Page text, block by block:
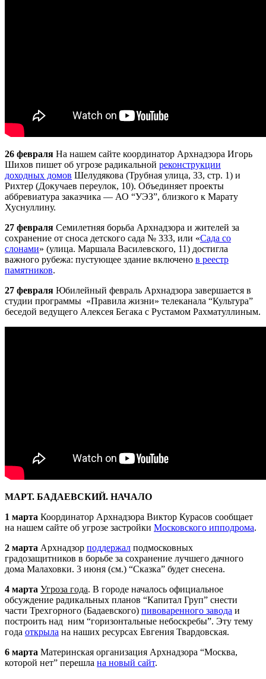
26 февраля На нашем сайте координатор Архнадзора Игорь
Шихов пишет об угрозе радикальной реконструкции
доходных домов Шелудякова (Трубная улица, 33, стр. 1) и
Рихтер (Докучаев переулок, 10). Объединяет проекты
аббревиатура заказчика — АО “УЭЗ”, близкого к Марату
Хуснуллину.
27 февраля Семилетняя борьба Архнадзора и жителей за
сохранение от сноса детского сада № 333, или «Сада со
слонами» (улица. Маршала Василевского, 11) достигла
важного рубежа: пустующее здание включено в реестр
памятников.
27 февраля Юбилейный февраль Архнадзора завершается в
студии программы «Правила жизни» телеканала “Культура”
беседой ведущего Алексея Бегака с Рустамом Рахматуллиным.
МАРТ. БАДАЕВСКИЙ. НАЧАЛО
1 марта Координатор Архнадзора Виктор Курасов сообщает
на нашем сайте об угрозе застройки Московского ипподрома.
2 марта Архнадзор поддержал подмосковных
градозащитников в борьбе за сохранение лучшего дачного
дома Малаховки. 3 июня (см.) “Сказка” будет снесена.
4 марта Угроза года. В городе началось официальное
обсуждение радикальных планов “Капитал Груп” снести
части Трехгорного (Бадаевского) пивоваренного завода и
построить над ним “горизонтальные небоскребы”. Эту тему
года открыла на наших ресурсах Евгения Твардовская.
6 марта Материнская организация Архнадзора “Москва,
которой нет” перешла на новый сайт.